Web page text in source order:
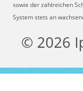
sowie der zahlreichen
System stets an
© 2026